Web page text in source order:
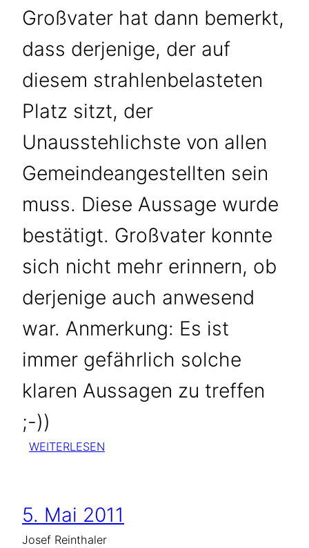
Großvater hat dann bemerkt,
dass derjenige, der auf
diesem strahlenbelasteten
Platz sitzt, der
Unausstehlichste von allen
Gemeindeangestellten sein
muss. Diese Aussage wurde
bestätigt. Großvater konnte
sich nicht mehr erinnern, ob
derjenige auch anwesend
war. Anmerkung: Es ist
immer gefährlich solche
klaren Aussagen zu treffen
;-))
WEITERLESEN
5. Mai 2011
Josef Reinthaler